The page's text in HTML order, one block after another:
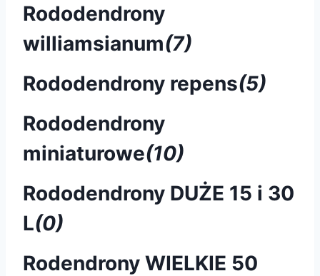
Rododendrony
williamsianum(7)
Rododendrony repens(5)
Rododendrony
miniaturowe(10)
Rododendrony DUŻE 15 i 30
L(0)
Rodendrony WIELKIE 50